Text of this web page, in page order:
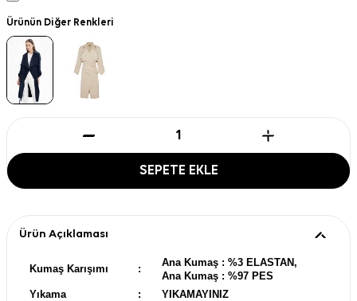
Ürünün Diğer Renkleri
SEPETE EKLE
Ürün Açıklaması
Kumaş Karışımı :
Ana Kumaş : %3 ELASTAN,
Ana Kumaş : %97 PES
Yıkama
:
YIKAMAYINIZ